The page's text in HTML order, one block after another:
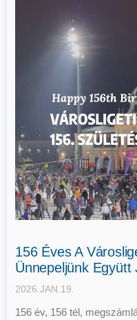
156 Éves A
Ünnepeljünk Együtt
2026.JAN.19.
156 év, 156 tél,